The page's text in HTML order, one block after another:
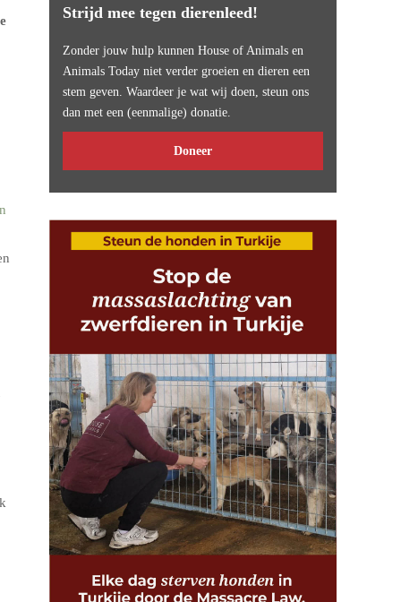
Strijd mee tegen dierenleed!
Zonder jouw hulp kunnen House of Animals en
Animals Today niet verder groeien en dieren een
stem geven. Waardeer je wat wij doen, steun ons
dan met een (eenmalige) donatie.
Doneer